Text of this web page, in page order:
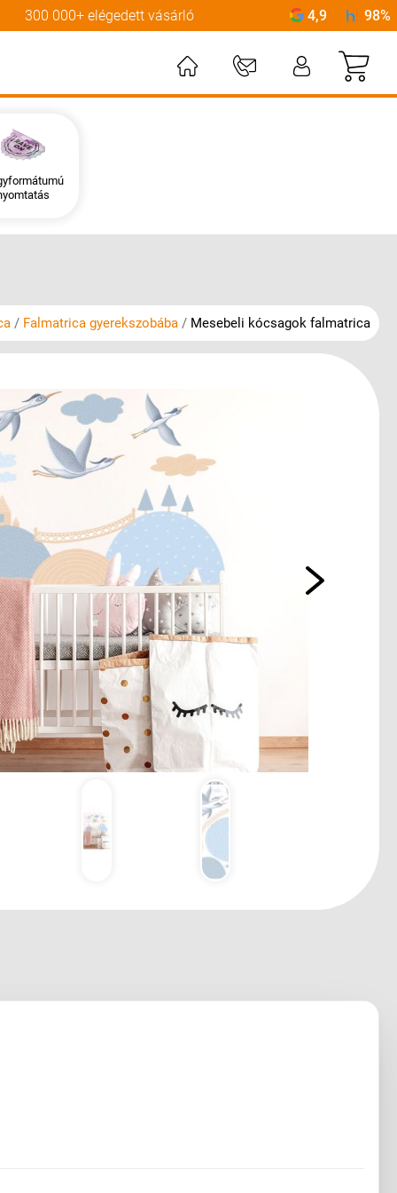
300 000+ elégedett vásárló 4,9 98%
Falmatrica gyerekszobába Mesebeli kócsagok falmatrica